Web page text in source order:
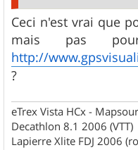
Ceci n'est vrai que
mais pas
http://
?
eTrex Vista HCx -
Decathlon 8.1 2006 (VTT)
Lapierre Xlite FDJ 2006